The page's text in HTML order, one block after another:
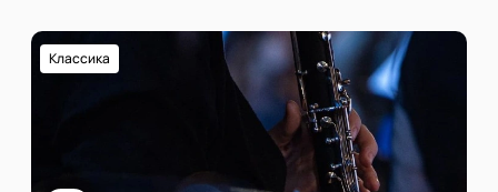
Классика